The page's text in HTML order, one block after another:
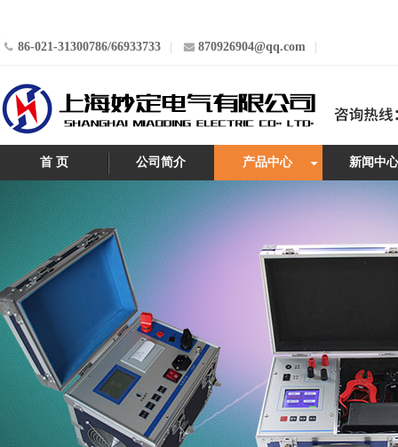
86-021-31300786/66933733 870926904@qq.com
首 页 公司简介 产品中心 新闻中